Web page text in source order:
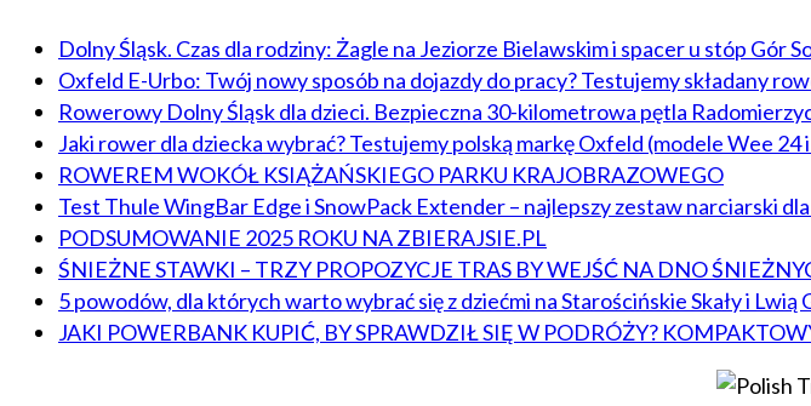
Dolny Śląsk. Czas dla rodziny: Żagle na Jeziorze Bielawskim i spacer u stóp Gór
Oxfeld E-Urbo: Twój nowy sposób na dojazdy do pracy? Testujemy składany
Rowerowy Dolny Śląsk dla dzieci. Bezpieczna 30-kilometrowa pętla
Jaki rower dla dziecka wybrać? Testujemy polską markę Oxfeld (modele Wee 24
ROWEREM WOKÓŁ KSIĄŻAŃSKIEGO PARKU KRAJOBRAZOWEGO
Test Thule WingBar Edge i SnowPack Extender – najlepszy zestaw narciarski
PODSUMOWANIE 2025 ROKU NA ZBIERAJSIE.PL
ŚNIEŻNE STAWKI – TRZY PROPOZYCJE TRAS BY WEJŚĆ NA DNO
5 powodów, dla których warto wybrać się z dziećmi na Starościńskie Skały i Lwią
JAKI POWERBANK KUPIĆ, BY SPRAWDZIŁ SIĘ W PODRÓŻY?